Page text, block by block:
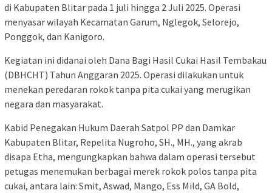
di Kabupaten Blitar pada 1 juli hingga 2 Juli 2025. Operasi
menyasar wilayah Kecamatan Garum, Nglegok, Selorejo,
Ponggok, dan Kanigoro.
Kegiatan ini didanai oleh Dana Bagi Hasil Cukai Hasil Tembakau
(DBHCHT) Tahun Anggaran 2025. Operasi dilakukan untuk
menekan peredaran rokok tanpa pita cukai yang merugikan
negara dan masyarakat.
Kabid Penegakan Hukum Daerah Satpol PP dan Damkar
Kabupaten Blitar, Repelita Nugroho, SH., MH., yang akrab
disapa Etha, mengungkapkan bahwa dalam operasi tersebut
petugas menemukan berbagai merek rokok polos tanpa pita
cukai, antara lain: Smit, Aswad, Mango, Ess Mild, GA Bold,